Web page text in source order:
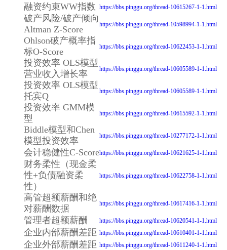
融资约束WW指数 https://bbs.pinggu.org/thread-10615267-1-1.html
破产风险/破产倾向
Altman Z-Score
https://bbs.pinggu.org/thread-10598994-1-1.html
Ohlson破产概率指
标O-Score
https://bbs.pinggu.org/thread-10622453-1-1.html
投资效率 OLS模型
营业收入增长率
https://bbs.pinggu.org/thread-10605589-1-1.html
投资效率 OLS模型
托宾Q
https://bbs.pinggu.org/thread-10605589-1-1.html
投资效率 GMM模
型
https://bbs.pinggu.org/thread-10615592-1-1.html
Biddle模型和Chen
模型投资效率
https://bbs.pinggu.org/thread-10277172-1-1.html
会计稳健性C-Scorehttps://bbs.pinggu.org/thread-10621625-1-1.html
财务柔性（现金柔
性+负债融资柔
性）
https://bbs.pinggu.org/thread-10622758-1-1.html
高管超额薪酬和绝
对薪酬数据
https://bbs.pinggu.org/thread-10617416-1-1.html
管理者超额薪酬 https://bbs.pinggu.org/thread-10620541-1-1.html
企业内部薪酬差距 https://bbs.pinggu.org/thread-10610401-1-1.html
企业外部薪酬差距 https://bbs.pinggu.org/thread-10611240-1-1.html